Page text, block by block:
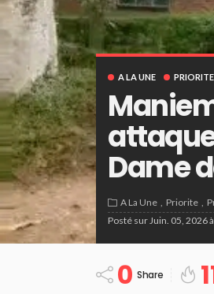
A LA UNE PRIORITE
Dame
A La Une Priorite
Posté surJuin. 05, 2026
0 Share